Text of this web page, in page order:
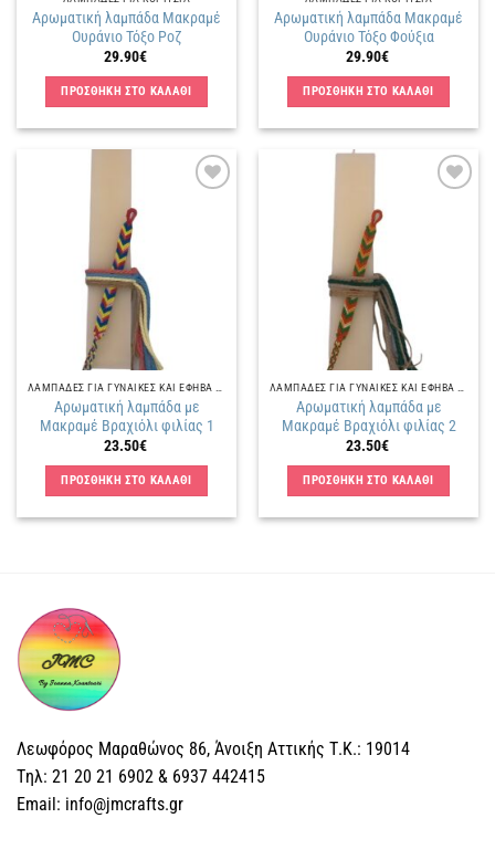
Αρωματική λαμπάδα Μακραμέ
Ουράνιο Τόξο Ροζ
29.90€
ΠΡΟΣΘΗΚΗ ΣΤΟ ΚΑΛΑΘΙ
Αρωματική λαμπάδα Μακραμέ
Ουράνιο Τόξο Φούξια
29.90€
ΠΡΟΣΘΗΚΗ ΣΤΟ ΚΑΛΑΘΙ
ΛΑΜΠΑΔΕΣ ΓΙΑ ΓΥΝΑΙΚΕΣ ΚΑΙ ΕΦΗΒΑ ΚΟΡΙΤΣΙΑ
Αρωματική λαμπάδα με
Μακραμέ Βραχιόλι φιλίας 1
23.50€
ΠΡΟΣΘΗΚΗ ΣΤΟ ΚΑΛΑΘΙ
ΛΑΜΠΑΔΕΣ ΓΙΑ ΓΥΝΑΙΚΕΣ ΚΑΙ ΕΦΗΒΑ ΚΟΡΙΤΣΙΑ
Αρωματική λαμπάδα με
Μακραμέ Βραχιόλι φιλίας 2
23.50€
ΠΡΟΣΘΗΚΗ ΣΤΟ ΚΑΛΑΘΙ
Λεωφόρος Μαραθώνος 86, Άνοιξη Αττικής Τ.Κ.: 19014
Tηλ: 21 20 21 6902 & 6937 442415
Email: info@jmcrafts.gr